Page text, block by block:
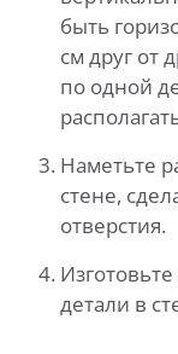
быть
см друг от
по одной
Наметьте
стене,
отверстия.
детали в